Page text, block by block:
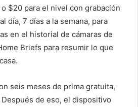
$20 para el nivel con grabación
día, 7 días a la semana, para
en el historial de cámaras de
Briefs para resumir lo que
seis meses de prima gratuita,
de eso, el dispositivo